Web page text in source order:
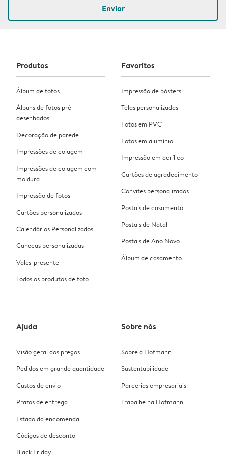
Enviar
Produtos
Álbum de fotos
Álbuns de fotos pré-
desenhados
Decoração de parede
Impressões de colagem
Impressões de colagem com
moldura
Impressão de fotos
Cartões personalizados
Calendários Personalizados
Canecas personalizadas
Vales-presente
Todos os produtos de foto
Favoritos
Impressão de pósters
Telas personalizadas
Fotos em PVC
Fotos em alumínio
Impressão em acrílico
Cartões de agradecimento
Convites personalizados
Postais de casamento
Postais de Natal
Postais de Ano Novo
Álbum de casamento
Ajuda
Visão geral dos preços
Pedidos em grande quantidade
Custos de envio
Prazos de entrega
Estado da encomenda
Códigos de desconto
Black Friday
Sobre nós
Sobre a Hofmann
Sustentabilidade
Parcerias empresariais
Trabalhe na Hofmann